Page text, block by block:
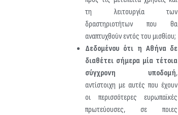
τη λειτουργία των
δραστηριοτήτων που θα
αναπτυχθούν εντός του μισθίου;
Δεδομένου ότι η Αθήνα δε
διαθέτει σήμερα μία τέτοια
σύγχρονη υποδομή,
αντίστοιχη με αυτές που έχουν
οι περισσότερες ευρωπαϊκές
πρωτεύουσες, σε ποιες